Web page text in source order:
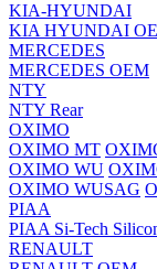
KIA-HYUNDAI
KIA HYUNDAI
MERCEDES
MERCEDES OEM
NTY
NTY Rear
OXIMO
OXIMO MT
OXIMO WU
OXIMO WUSAG
PIAA
PIAA Si-Tech
RENAULT